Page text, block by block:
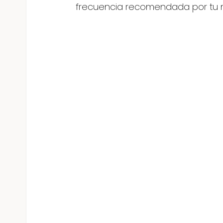
frecuencia recomendada por tu